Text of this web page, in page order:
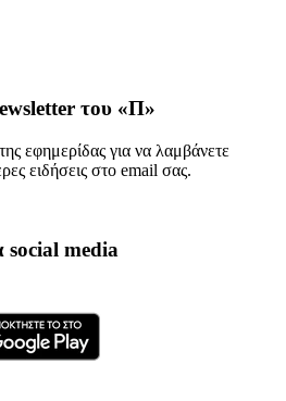
του «Π»
εφημερίδας για να λαμβάνετε
ειδήσεις στο email σας.
social media